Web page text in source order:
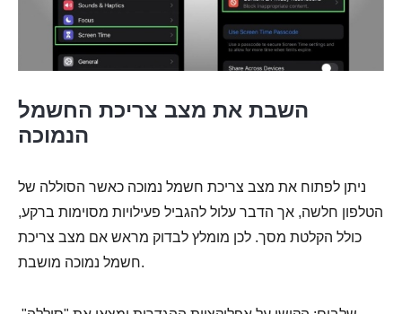
השבת את מצב צריכת החשמל
הנמוכה
ניתן לפתוח את מצב צריכת חשמל נמוכה כאשר הסוללה של
הטלפון חלשה, אך הדבר עלול להגביל פעילויות מסוימות ברקע,
כולל הקלטת מסך. לכן מומלץ לבדוק מראש אם מצב צריכת
חשמל נמוכה מושבת.